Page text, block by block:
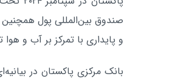
و پایداری با تمرکز بر آب و
بانک مرکزی پاکستان در